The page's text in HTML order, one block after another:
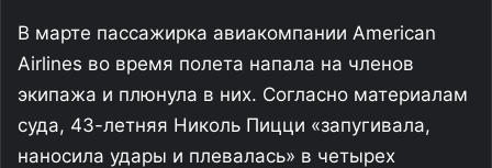
В марте пассажирка авиакомпании American
Airlines во время полета напала на членов
экипажа и плюнула в них. Согласно материалам
суда, 43-летняя Николь Пицци «запугивала,
наносила удары и плевалась» в четырех